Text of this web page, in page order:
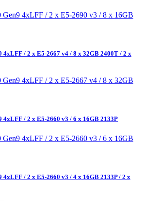
4xLFF / 2 x E5-2667 v4 / 8 x 32GB 2400T / 2 x
/ 2 x E5-2660 v3 / 6 x 16GB 2133P
/ 2 x E5-2660 v3 / 4 x 16GB 2133P / 2 x